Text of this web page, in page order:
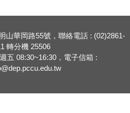
山華岡路55號，聯絡電話 : (02)2861-
轉分機 25506
五 08:30~16:30，電子信箱 :